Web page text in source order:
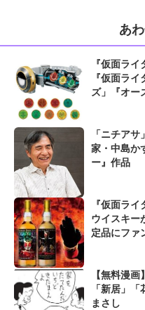
あ
『仮面ラ
『仮面ラ
ズ」『オー
「ニチア
家・中島か
ー』作品
『仮面ラ
ウイスキー
定品にファ
【無料漫
「新居」
まさし